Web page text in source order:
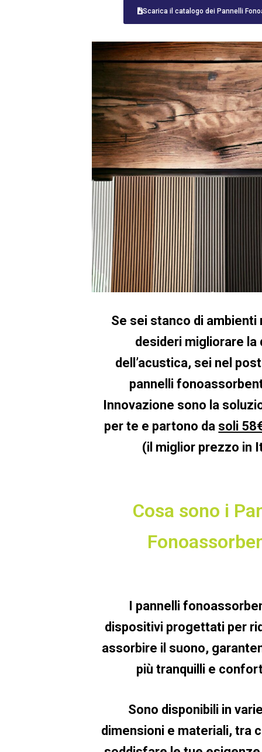
Scarica il catalogo dei Pannelli
Se sei stanco di ambienti
desideri migliorare la
dell’acustica, sei nel
pannelli
Innovazione sono la
per te e partono da soli
(il miglior prezzo in
Cosa sono i
I pannelli
dispositivi progettati per
assorbire il suono,
più tranquilli e
Sono disponibili in
dimensioni e materiali, tra